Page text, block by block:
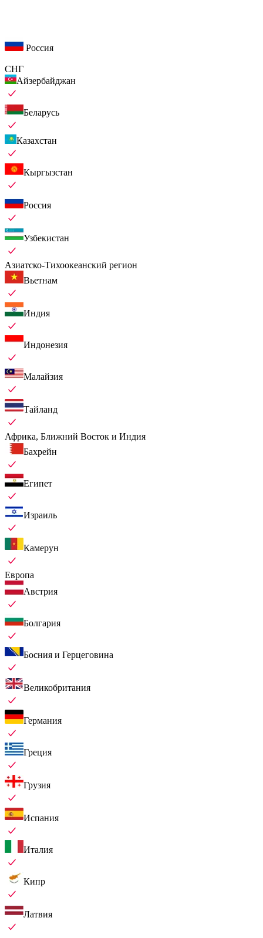
Россия
СНГ
Айзербайджан
Беларусь
Казахстан
Кыргызстан
Россия
Узбекистан
Азиатско-Тихоокеанский регион
Вьетнам
Индия
Индонезия
Малайзия
Тайланд
Африка, Ближний Восток и Индия
Бахрейн
Египет
Израиль
Камерун
Европа
Австрия
Болгария
Босния и Герцеговина
Великобритания
Германия
Греция
Грузия
Испания
Италия
Кипр
Латвия